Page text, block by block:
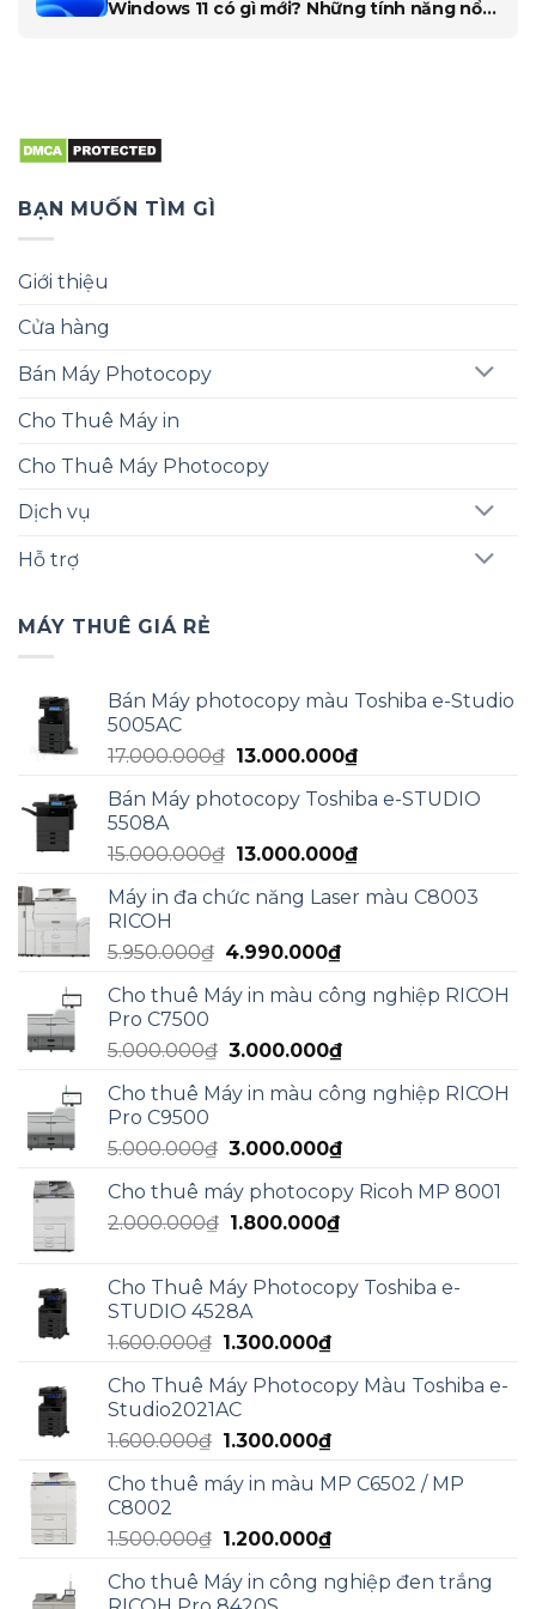
Windows 11 có gì mới? Những tính năng nổi
BẠN MUỐN TÌM GÌ
Giới thiệu
Cửa hàng
Bán Máy Photocopy
Cho Thuê Máy in
Cho Thuê Máy Photocopy
Dịch vụ
Hỗ trợ
MÁY THUÊ GIÁ RẺ
Bán Máy photocopy màu Toshiba e-Studio
5005AC
17.000.000₫ Giá
là:
13.000.000₫Giá
tại
13.000.000₫.
Bán Máy photocopy Toshiba e-STUDIO
5508A
15.000.000₫ Giá
là:
13.000.000₫Giá
tại
Máy in đa chức năng Laser màu C8003
RICOH
5.950.000₫ Giá
là:
4.990.000₫Giá
tại
4.990.000₫.
Cho thuê Máy in màu công nghiệp RICOH
Pro C7500
5.000.000₫ Giá
là:
3.000.000₫Giá
tại
3.000.000₫.
Cho thuê Máy in màu công nghiệp RICOH
Pro C9500
5.000.000₫ Giá
là:
5.000.000₫.
3.000.000₫Giá
tại
Cho thuê máy photocopy Ricoh MP 8001
2.000.000₫ Giá
2.000.000₫.
1.800.000₫Giá
là:
Cho Thuê Máy Photocopy Toshiba e-
STUDIO 4528A
1.600.000₫ Giá
là:
1.600.000₫.
1.300.000₫Giá
tại
1.300.000₫.
Cho Thuê Máy Photocopy Màu Toshiba e-
Studio2021AC
1.600.000₫ Giá
là:
1.300.000₫Giá
tại
1.300.000₫.
Cho thuê máy in màu MP C6502 / MP
C8002
1.500.000₫ Giá
là:
1.200.000₫Giá
tại
Cho thuê Máy in công nghiệp đen trắng